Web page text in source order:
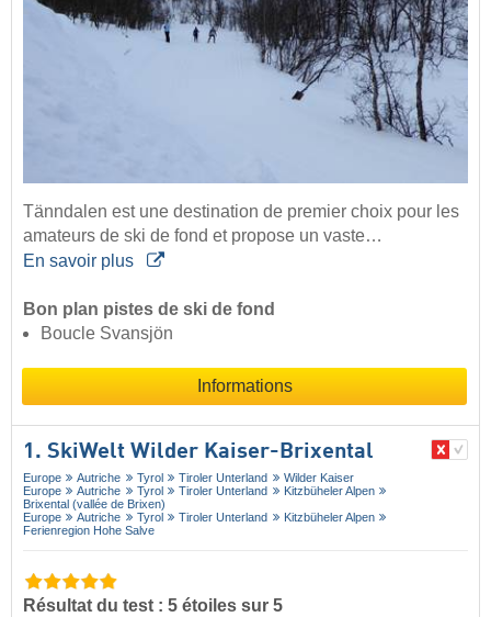
Tänndalen est une destination de premier choix pour les
amateurs de ski de fond et propose un vaste…
En savoir plus
Bon plan pistes de ski de fond
Boucle Svansjön
Informations
1. SkiWelt Wilder Kaiser-Brixental
Europe Autriche Tyrol Tiroler Unterland
Wilder Kaiser
Europe
Autriche Tyrol Tiroler Unterland
Kitzbüheler Alpen
Brixental (vallée de Brixen)
Europe
Autriche Tyrol Tiroler Unterland
Kitzbüheler Alpen
Ferienregion Hohe Salve
Résultat du test : 5 étoiles sur 5